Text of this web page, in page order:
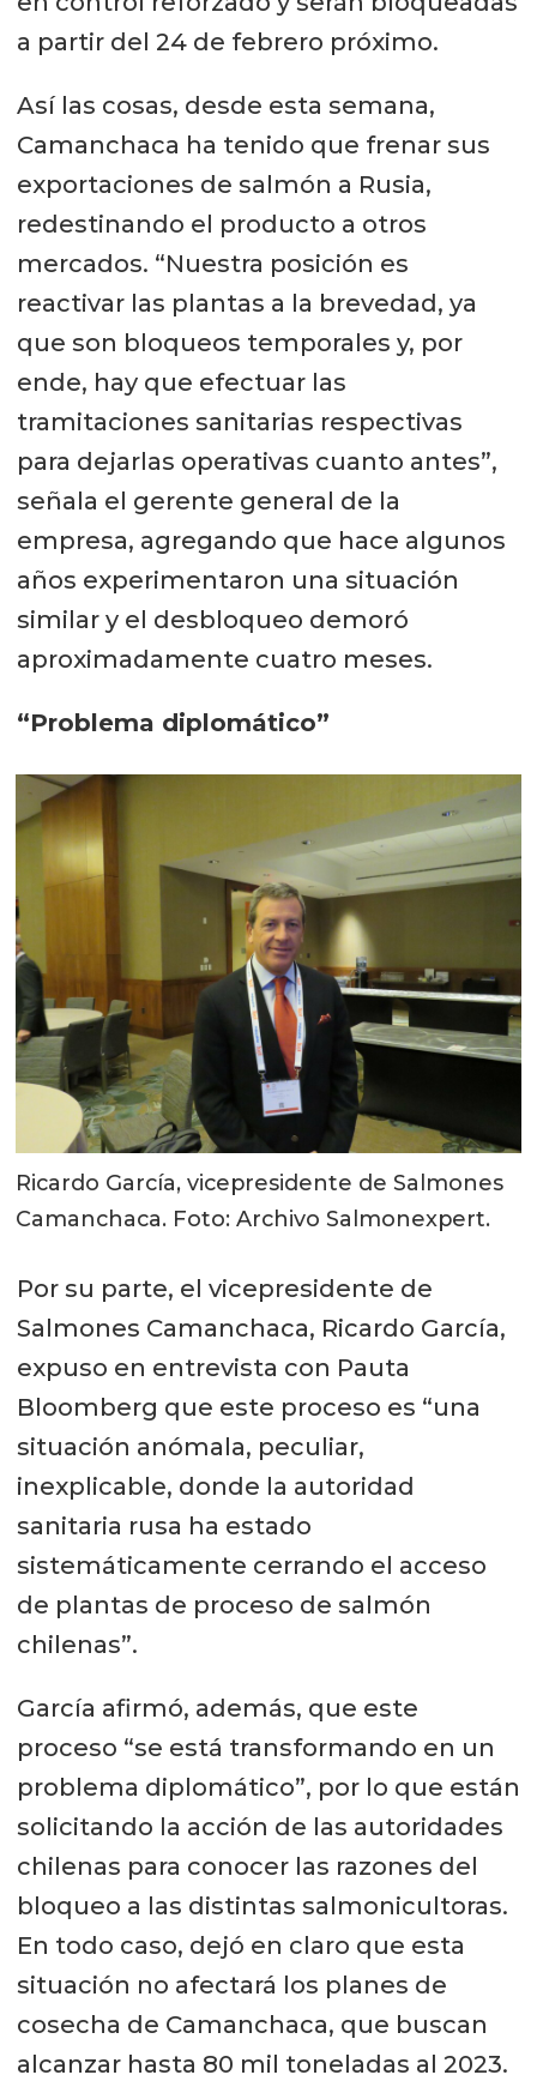
a partir del 24 de febrero próximo.
Así las cosas, desde esta semana,
Camanchaca ha tenido que frenar sus
exportaciones de salmón a Rusia,
redestinando el producto a otros
mercados. “Nuestra posición es
reactivar las plantas a la brevedad, ya
que son bloqueos temporales y, por
ende, hay que efectuar las
tramitaciones sanitarias respectivas
para dejarlas operativas cuanto antes”,
señala el gerente general de la
empresa, agregando que hace algunos
años experimentaron una situación
similar y el desbloqueo demoró
aproximadamente cuatro meses.
“Problema diplomático”
Ricardo García, vicepresidente de Salmones
Camanchaca. Foto: Archivo Salmonexpert.
Por su parte, el vicepresidente de
Salmones Camanchaca, Ricardo García,
expuso en entrevista con Pauta
Bloomberg que este proceso es “una
situación anómala, peculiar,
inexplicable, donde la autoridad
sanitaria rusa ha estado
sistemáticamente cerrando el acceso
de plantas de proceso de salmón
chilenas”.
García afirmó, además, que este
proceso “se está transformando en un
problema diplomático”, por lo que están
solicitando la acción de las autoridades
chilenas para conocer las razones del
bloqueo a las distintas salmonicultoras.
En todo caso, dejó en claro que esta
situación no afectará los planes de
cosecha de Camanchaca, que buscan
alcanzar hasta 80 mil toneladas al 2023.